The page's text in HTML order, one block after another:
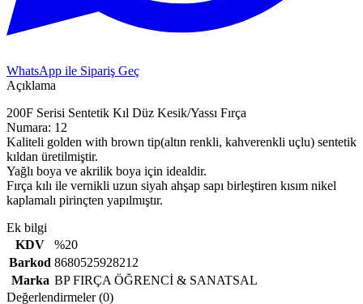
WhatsApp ile Sipariş Geç
Açıklama
200F Serisi Sentetik Kıl Düz Kesik/Yassı Fırça
Numara: 12
Kaliteli golden with brown tip(altın renkli, kahverenkli uçlu) sentetik
kıldan üretilmiştir.
Yağlı boya ve akrilik boya için idealdir.
Fırça kılı ile vernikli uzun siyah ahşap sapı birleştiren kısım nikel
kaplamalı pirinçten yapılmıştır.
Ek bilgi
KDV
%20
Barkod 8680525928212
Marka BP FIRÇA ÖĞRENCİ & SANATSAL
Değerlendirmeler (0)